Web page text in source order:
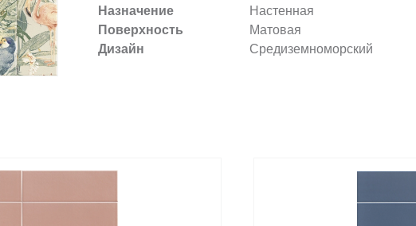
Назначение
Настенная
Поверхность
Матовая
Дизайн
Средиземноморский